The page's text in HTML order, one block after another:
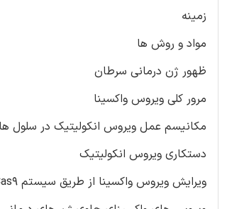
زمینه
مواد و روش ها
ظهور ژن درمانی سرطان
مرور کلی ویروس واکسینا
مکانیسم عمل ویروس انکولیتیک در سلول
دستکاری ویروس انکولیتیک
ویرایش ویروس واکسینا از طریق سیستم CRISPR‑Cas9